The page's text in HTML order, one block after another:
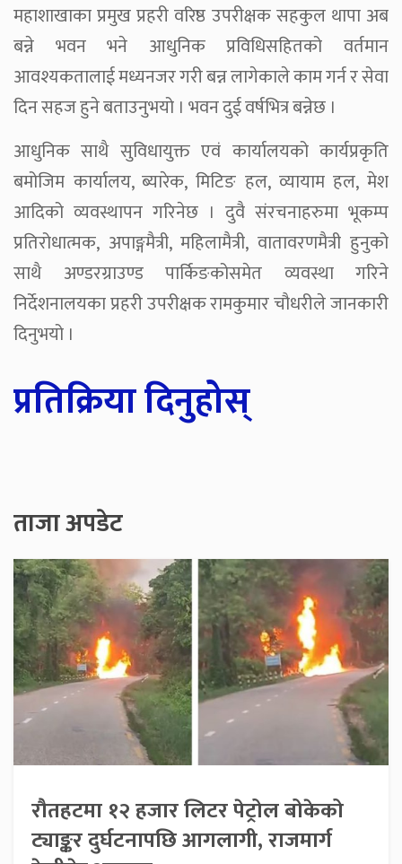
महाशाखाका प्रमुख प्रहरी वरिष्ठ उपरीक्षक सहकुल थापा अब
बन्ने भवन भने आधुनिक प्रविधिसहितको वर्तमान
आवश्यकतालाई मध्यनजर गरी बन्न लागेकाले काम गर्न र सेवा
दिन सहज हुने बताउनुभयो । भवन दुई वर्षभित्र बन्नेछ ।
आधुनिक साथै सुविधायुक्त एवं कार्यालयको कार्यप्रकृति
बमोजिम कार्यालय, ब्यारेक, मिटिङ हल, व्यायाम हल, मेश
आदिको व्यवस्थापन गरिनेछ । दुवै संरचनाहरुमा भूकम्प
प्रतिरोधात्मक, अपाङ्गमैत्री, महिलामैत्री, वातावरणमैत्री हुनुको
साथै अण्डरग्राउण्ड पार्किङकोसमेत व्यवस्था गरिने
निर्देशनालयका प्रहरी उपरीक्षक रामकुमार चौधरीले जानकारी
दिनुभयो ।
प्रतिक्रिया दिनुहोस्
ताजा अपडेट
रौतहटमा १२ हजार लिटर पेट्रोल बोकेको
ट्याङ्कर दुर्घटनापछि आगलागी, राजमार्ग